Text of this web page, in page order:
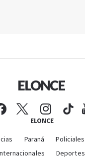
ELONCE
Paraná Policiales
Deportes